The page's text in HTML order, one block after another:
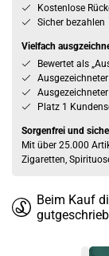
Kostenlose
Sicher bezahlen
Vielfach
Bewertet als
Platz 1
Sorgenfrei und
Mit über 25.000
Zigaretten,
Beim Kauf